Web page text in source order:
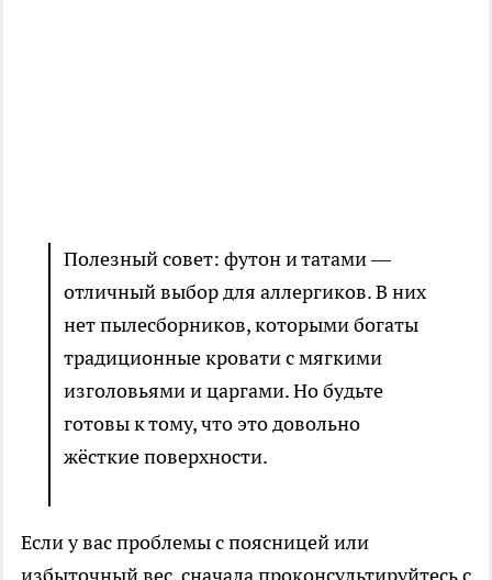
Полезный совет: футон и татами —
отличный выбор для аллергиков. В них
нет пылесборников, которыми богаты
традиционные кровати с мягкими
изголовьями и царгами. Но будьте
готовы к тому, что это довольно
жёсткие поверхности.
Если у вас проблемы с поясницей или
избыточный вес, сначала проконсультируйтесь с